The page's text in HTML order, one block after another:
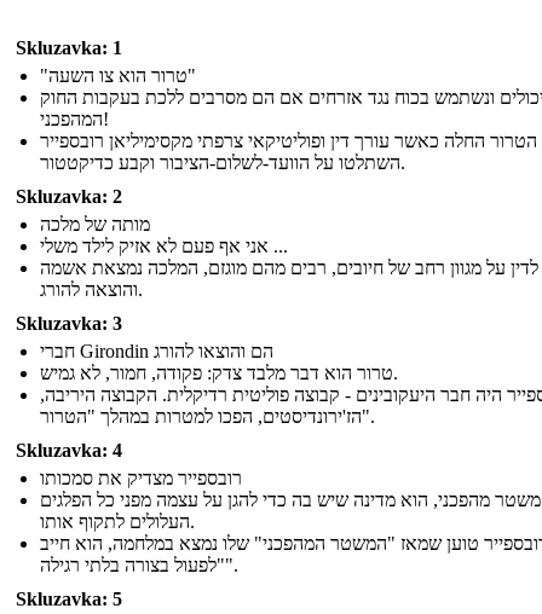
Skluzavka: 1
"טרור הוא צו השעה"
ונשתמש בכוח נגד אזרחים אם הם מסרבים ללכת בעקבות החוק
המהפכני!
הטרור החלה כאשר עורך דין ופוליטיקאי צרפתי מקסימיליאן רובספייר
השתלטו על הוועד-לשלום-הציבור וקבע כדיקטטור.
Skluzavka: 2
מותה של מלכה
אני אף פעם לא אזיק לילד משלי ...
לדין על מגוון רחב של חיובים, רבים מהם מוגזם, המלכה נמצאת אשמה
והוצאה להורג.
Skluzavka: 3
חברי Girondin הם והוצאו להורג
טרור הוא דבר מלבד צדק: פקודה, חמור, לא גמיש.
היה חבר היעקובינים - קבוצה פוליטית רדיקלית. הקבוצה היריבה,
הז'ירונדיסטים, הפכו למטרות במהלך "הטרור".
Skluzavka: 4
רובספייר מצדיק את סמכותו
מהפכני, הוא מדינה שיש בה כדי להגן על עצמה מפני כל הפלגים
העלולים לתקוף אותו.
טוען שמאז "המשטר המהפכני" שלו נמצא במלחמה, הוא חייב
"לפעול בצורה בלתי רגילה".
Skluzavka: 5